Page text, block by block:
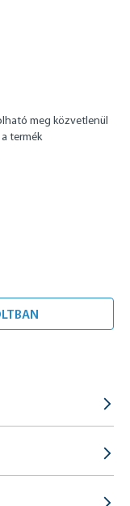
meg közvetlenül
termék